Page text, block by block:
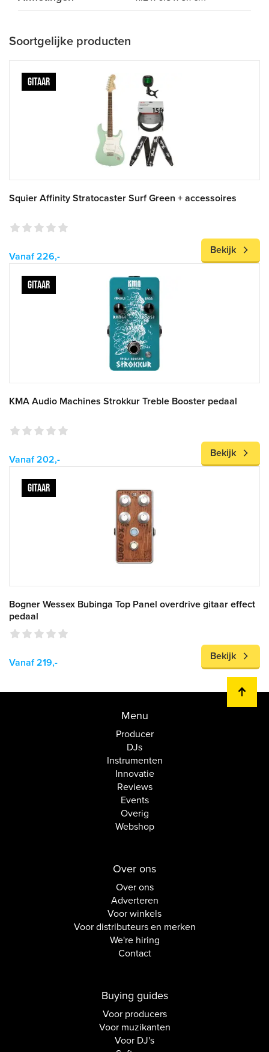
Soortgelijke producten
GITAAR
Squier Affinity Stratocaster Surf Green + accessoires
Vanaf 226,-
Bekijk
GITAAR
KMA Audio Machines Strokkur Treble Booster pedaal
Vanaf 202,-
Bekijk
GITAAR
Bogner Wessex Bubinga Top Panel overdrive gitaar effect
pedaal
Vanaf 219,-
Bekijk
Menu
Producer
DJs
Instrumenten
Innovatie
Reviews
Events
Overig
Webshop
Over ons
Over ons
Adverteren
Voor winkels
Voor distributeurs en merken
We're hiring
Contact
Buying guides
Voor producers
Voor muzikanten
Voor DJ's